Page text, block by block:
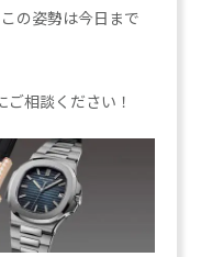
の姿勢は今日まで
相談ください！